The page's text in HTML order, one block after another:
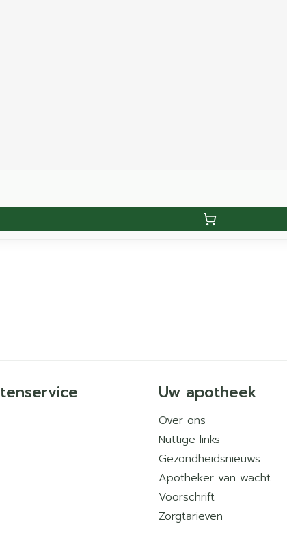
Uw apotheek
Over ons
Nuttige links
Gezondheidsnieuws
Apotheker van wacht
Voorschrift
Zorgtarieven